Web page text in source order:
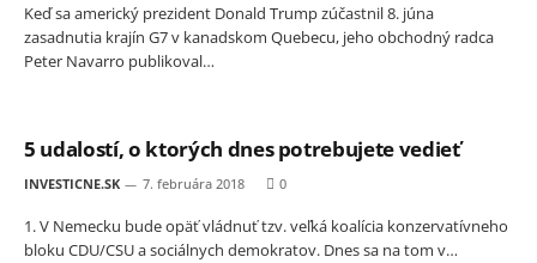
Keď sa americký prezident Donald Trump zúčastnil 8. júna
zasadnutia krajín G7 v kanadskom Quebecu, jeho obchodný radca
Peter Navarro publikoval…
5 udalostí, o ktorých dnes potrebujete vedieť
INVESTICNE.SK 7. februára 2018 0
1. V Nemecku bude opäť vládnuť tzv. veľká koalícia konzervatívneho
bloku CDU/CSU a sociálnych demokratov. Dnes sa na tom v…